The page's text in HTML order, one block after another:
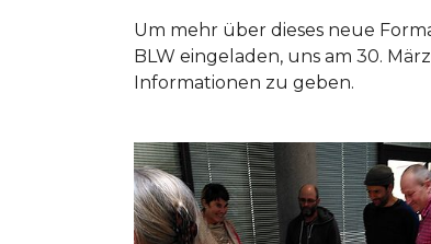
Um mehr über dieses neue
BLW eingeladen, uns am 30.
Informationen zu geben.
Show larger version